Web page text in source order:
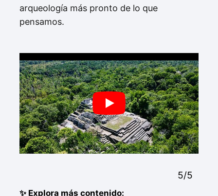
arqueología más pronto de lo que
pensamos.
5/5
✨ Explora más contenido: